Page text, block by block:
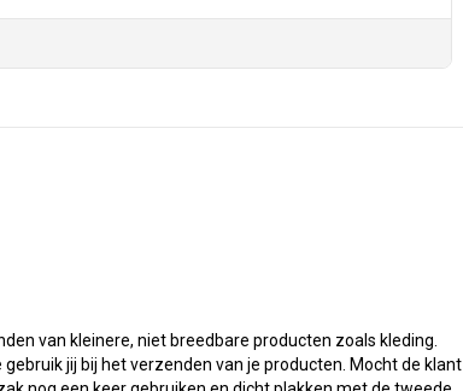
van kleinere, niet breedbare producten zoals kleding.
jij bij het verzenden van je producten. Mocht de klant